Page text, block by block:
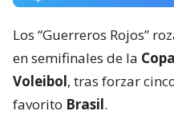
Los “Guerreros Rojos”
en semifinales de la
Voleibol, tras forzar
favorito Brasil.